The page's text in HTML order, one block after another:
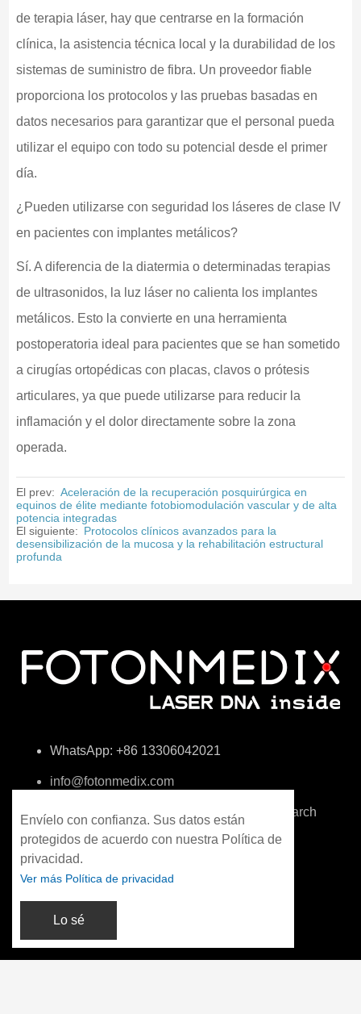
de terapia láser, hay que centrarse en la formación
clínica, la asistencia técnica local y la durabilidad de los
sistemas de suministro de fibra. Un proveedor fiable
proporciona los protocolos y las pruebas basadas en
datos necesarios para garantizar que el personal pueda
utilizar el equipo con todo su potencial desde el primer
día.
¿Pueden utilizarse con seguridad los láseres de clase IV
en pacientes con implantes metálicos?
Sí. A diferencia de la diatermia o determinadas terapias
de ultrasonidos, la luz láser no calienta los implantes
metálicos. Esto la convierte en una herramienta
postoperatoria ideal para pacientes que se han sometido
a cirugías ortopédicas con placas, clavos o prótesis
articulares, ya que puede utilizarse para reducir la
inflamación y el dolor directamente sobre la zona
operada.
El prev: Aceleración de la recuperación posquirúrgica en
equinos de élite mediante fotobiomodulación vascular y de alta
potencia integradas
El siguiente: Protocolos clínicos avanzados para la
desensibilización de la mucosa y la rehabilitación estructural
profunda
WhatsApp: +86 13306042021
info@fotonmedix.com
4F, Building C, Cross-strait Tsinghua Research
Envíelo con confianza. Sus datos están
protegidos de acuerdo con nuestra Política de
privacidad.
Ver más Política de privacidad
Lo sé